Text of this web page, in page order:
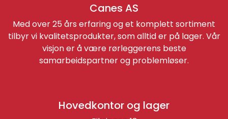
Canes AS
Med over 25 års erfaring og et komplett sortiment
tilbyr vi kvalitetsprodukter, som alltid er på lager. Vår
visjon er å være rørleggerens beste
samarbeidspartner og problemløser.
Hovedkontor og lager